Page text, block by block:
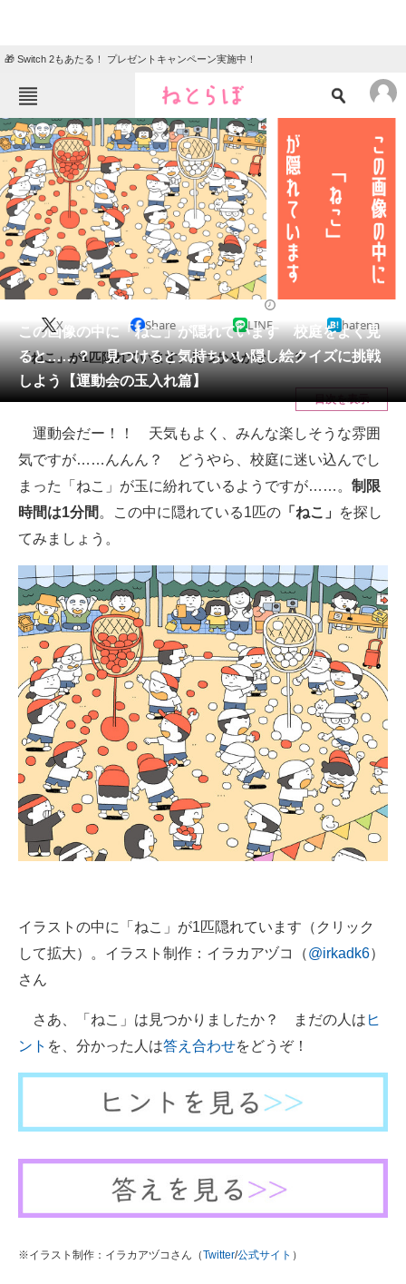
🎁 Switch 2もあたる！ プレゼントキャンペーン実施中！
ねとらぼメニュー
TOP ニュース
エンタメ クイズ
グルメ 地域
住まい 教育・育児
動物 リサーチ
会員記事
メディア
注目記事を集めた総合ページ
スマホと通信の最新トレンド
進化するPCとデバイスの未来
ビジネスと働き方のヒント
AI活用のいまが分かる
企業ITのトレンドを詳説
経営リーダーのコミュニティ
マーケ×ITの今がよく分かる
ITエンジニア向け専門サイト
企業向けIT製品の総合サイト
モノづくり技術者専門サイト
電子設計の基本と応用
建設×テクノロジーの最前線
この画像の中に「ねこ」が隠れています 校庭をよく見
ると……？ 見つけると気持ちいい隠し絵クイズに挑戦
しよう【運動会の玉入れ篇】
X Share LINE hatena
「ねこ」が1匹隠れています。見つかるかな……？
目次を表示
運動会だー！！ 天気もよく、みんな楽しそうな雰囲
気ですが……んんん？ どうやら、校庭に迷い込んでし
まった「ねこ」が玉に紛れているようですが……。 制限
時間は1分間 。この中に隠れている1匹の 「ねこ」
を探し
てみましょう。
イラストの中に「ねこ」が1匹隠れています（クリック
して拡大）。イラスト制作：イラカアヅコ（@irkadk6）
さん
さあ、「ねこ」は見つかりましたか？ まだの人は ヒ
ント を、分かった人は答え合わせをどうぞ！
※イラスト制作：イラカアヅコさん（Twitter/公式サイト ）